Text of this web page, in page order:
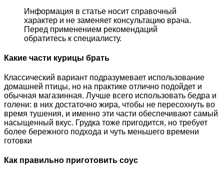
Информация в статье носит справочный
характер и не заменяет консультацию врача.
Перед применением рекомендаций
обратитесь к специалисту.
Какие части курицы брать
Классический вариант подразумевает использование
домашней птицы, но на практике отлично подойдет и
обычная магазинная. Лучше всего использовать бедра и
голени: в них достаточно жира, чтобы не пересохнуть во
время тушения, и именно эти части обеспечивают самый
насыщенный вкус. Грудка тоже пригодится, но требует
более бережного подхода и чуть меньшего времени
готовки
Как правильно приготовить соус